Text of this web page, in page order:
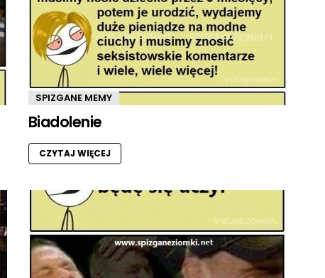
SPIZGANE MEMY
Biadolenie
CZYTAJ WIĘCEJ